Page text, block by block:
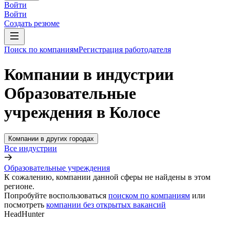
Войти
Войти
Создать резюме
Поиск по компаниямРегистрация работодателя
Компании в индустрии
Образовательные
учреждения в Колосе
Компании в других городах
Все индустрии
Образовательные учреждения
К сожалению, компании данной сферы не найдены в этом
регионе.
Попробуйте воспользоваться поиском по компаниям или
посмотреть компании без открытых вакансий
HeadHunter